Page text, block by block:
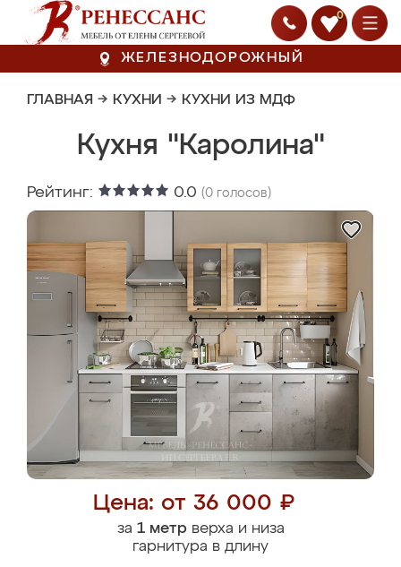
0
ЖЕЛЕЗНОДОРОЖНЫЙ
ГЛАВНАЯ → КУХНИ → КУХНИ ИЗ МДФ
Кухня "Каролина"
Рейтинг: 0.0 (0 голосов)
Цена: от 36 000 ₽
за 1 метрверха и низа
гарнитура в длину